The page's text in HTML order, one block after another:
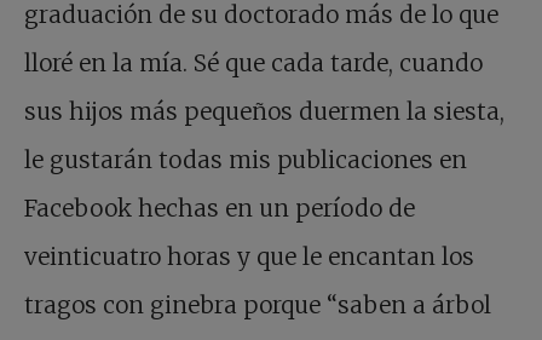
graduación de su doctorado más de lo que
lloré en la mía. Sé que cada tarde, cuando
sus hijos más pequeños duermen la siesta,
le gustarán todas mis publicaciones en
Facebook hechas en un período de
veinticuatro horas y que le encantan los
tragos con ginebra porque “saben a árbol